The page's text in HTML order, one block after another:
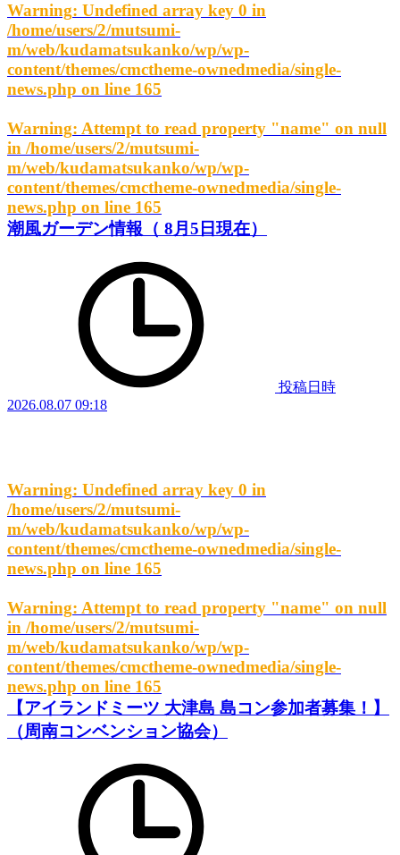
Warning: Undefined array key 0 in
/home/users/2/mutsumi-
m/web/kudamatsukanko/wp/wp-
content/themes/cmctheme-ownedmedia/single-
news.php on line 165
Warning: Attempt to read property "name" on null
in /home/users/2/mutsumi-
m/web/kudamatsukanko/wp/wp-
content/themes/cmctheme-ownedmedia/single-
news.php on line 165
潮風ガーデン情報（ 8月5日現在）
投稿日時
2026.08.07 09:18
Warning: Undefined array key 0 in
/home/users/2/mutsumi-
m/web/kudamatsukanko/wp/wp-
content/themes/cmctheme-ownedmedia/single-
news.php on line 165
Warning: Attempt to read property "name" on null
in /home/users/2/mutsumi-
m/web/kudamatsukanko/wp/wp-
content/themes/cmctheme-ownedmedia/single-
news.php on line 165
【アイランドミーツ 大津島 島コン参加者募集！】
（周南コンベンション協会）